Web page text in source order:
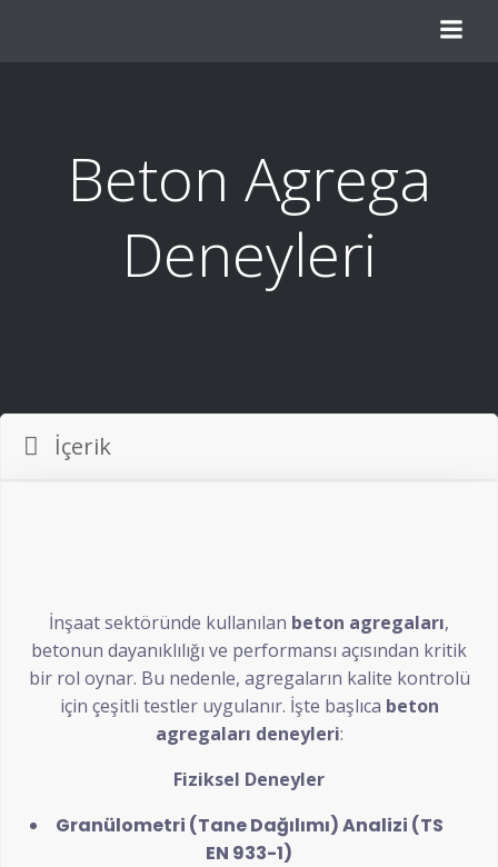
Beton Agrega
Deneyleri
İçerik
İnşaat sektöründe kullanılan beton agregaları,
betonun dayanıklılığı ve performansı açısından kritik
bir rol oynar. Bu nedenle, agregaların kalite kontrolü
için çeşitli testler uygulanır. İşte başlıca beton
agregaları deneyleri:
Fiziksel Deneyler
Granülometri (Tane Dağılımı) Analizi (TS
EN 933-1)